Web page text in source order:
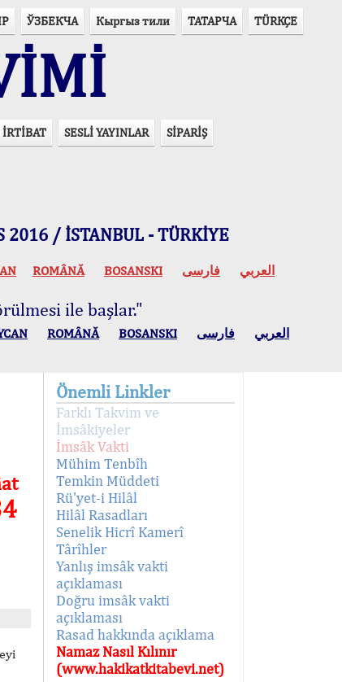
ЎЗБЕКЧА Кыргыз тили ТАТАРЧА TÜRKÇE
İRTİBAT SESLİ YAYINLAR SİPARİŞ
/ İSTANBUL - TÜRKİYE
ROMÂNĂ BOSANSKI العربي فارسی
ile başlar."
ROMÂNĂ BOSANSKI العربي فارسی
Önemli Linkler
Farklı Takvim ve
İmsâkiyeler
İmsâk Vakti
Mühim Tenbîh
Temkin Müddeti
Rü'yet-i Hilâl
Hilâl Rasadları
Senelik Hicrî Kamerî
Târîhler
Yanlış imsâk vakti
açıklaması
Doğru imsâk vakti
açıklaması
Rasad hakkında açıklama
Namaz Nasıl Kılınır
(www.hakikatkitabevi.net)